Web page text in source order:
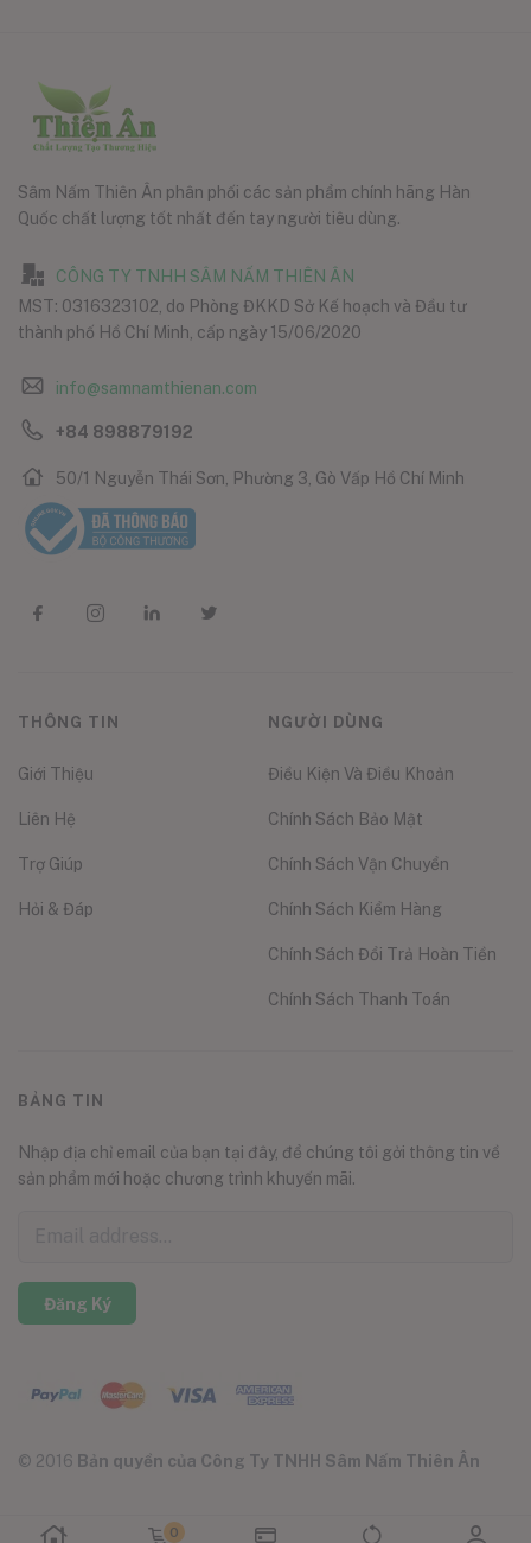
0
Sâm Nấm Thiên Ân phân phối các sản phẩm chính hãng Hàn
Quốc chất lượng tốt nhất đến tay người tiêu dùng.
CÔNG TY TNHH SÂM NẤM THIÊN ÂN
MST: 0316323102, do Phòng ĐKKD Sở Kế hoạch và Đầu tư
thành phố Hồ Chí Minh, cấp ngày 15/06/2020
info@samnamthienan.com
+84 898879192
50/1 Nguyễn Thái Sơn, Phường 3, Gò Vấp Hồ Chí Minh
THÔNG TIN
Giới Thiệu
Liên Hệ
Trợ Giúp
Hỏi & Đáp
NGƯỜI DÙNG
Điều Kiện Và Điều Khoản
Chính Sách Bảo Mật
Chính Sách Vận Chuyển
Chính Sách Kiểm Hàng
Chính Sách Đổi Trả Hoàn Tiền
Chính Sách Thanh Toán
BẢNG TIN
Nhập địa chỉ email của bạn tại đây, để chúng tôi gởi thông tin về
sản phẩm mới hoặc chương trình khuyến mãi.
Đăng Ký
© 2016 Bản quyền của Công Ty TNHH Sâm Nấm Thiên Ân